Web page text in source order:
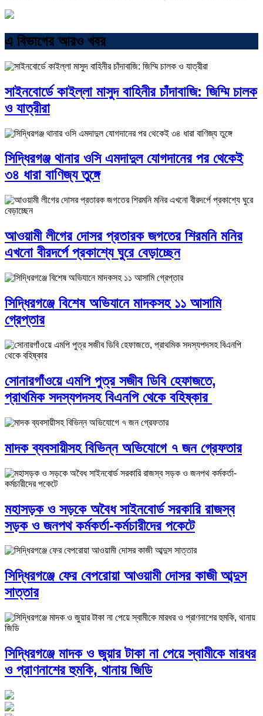
এ বিভাগের আরও খবর
সাইনবোর্ডে কাইল্লা মাসুদ বাহিনীর চাঁদাবাজি: জিম্মি চালক
ও যাত্রীরা
সিদ্ধিরগঞ্জ থানার ওসি এমদাদুল যোগদানের পর থেকেই
৩৪ ধারা বাণিজ্য তুঙ্গে
আওয়ামী লীগের দোসর প্রতারক জগতের শিরমনি মনির
এখনো বীরদর্পে প্রকাশ্যে ঘুরে বেড়াচ্ছেন
সিদ্ধিরগঞ্জে বিশেষ অভিযানে মাদকসহ ১১ আসামি
গ্রেপ্তার
সোনারগাঁওয়ে এমপি পুত্র সজীব ডিবি হেফাজতে,
প্রাথমিক সদস্যপদসহ বিএনপি থেকে বহিষ্কার
মাদক ব্যবসায়ীসহ বিভিন্ন অভিযোগে ৭ জন গ্রেফতার
মহাসড়ক ও সড়কে অবৈধ সাইনবোর্ড সরকারি রাজস্ব
সড়ক ও জনপথ কর্মকর্তা-কর্মচারীদের পকেটে
সিদ্ধিরগঞ্জে ফের বেপরোয়া আওয়ামী দোসর কাজী আব্দুস
সাত্তার
সিদ্ধিরগঞ্জে মাদক ও জুয়ার টাকা না পেয়ে স্বামীকে মারধর
ও প্রাণনাশের হুমকি, থানায় জিডি